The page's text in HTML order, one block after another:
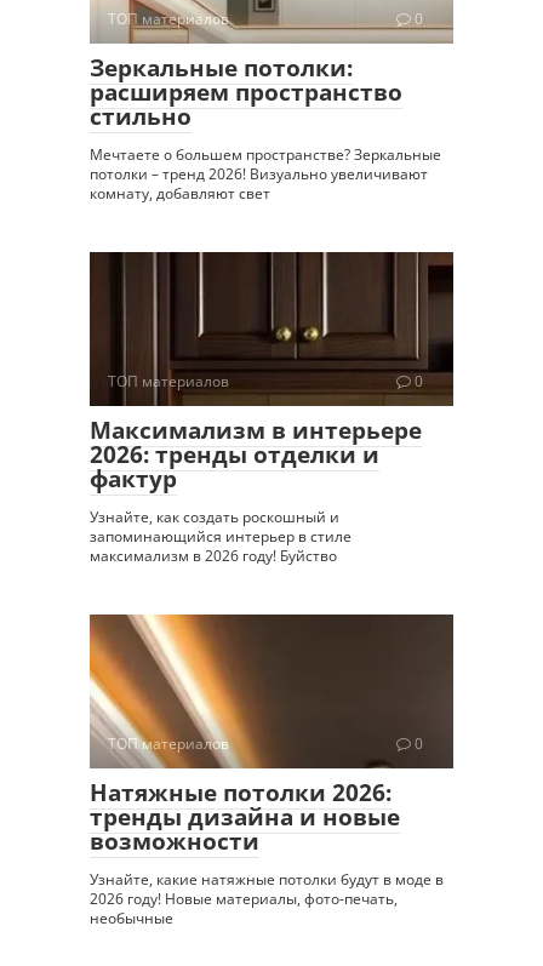
ТОП материалов 0
Зеркальные потолки:
расширяем пространство
стильно
Мечтаете о большем пространстве? Зеркальные
потолки – тренд 2026! Визуально увеличивают
комнату, добавляют свет
ТОП материалов 0
Максимализм в интерьере
2026: тренды отделки и
фактур
Узнайте, как создать роскошный и
запоминающийся интерьер в стиле
максимализм в 2026 году! Буйство
ТОП материалов 0
Натяжные потолки 2026:
тренды дизайна и новые
возможности
Узнайте, какие натяжные потолки будут в моде в
2026 году! Новые материалы, фото-печать,
необычные